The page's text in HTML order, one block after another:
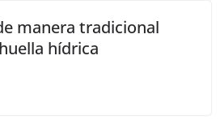
manera tradicional
hídrica